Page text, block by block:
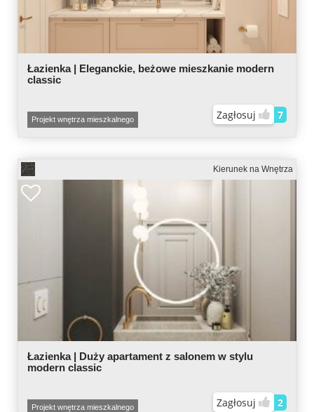
Łazienka | Eleganckie, beżowe mieszkanie modern
classic
Projekt wnętrza mieszkalnego Zagłosuj 7
Kierunek na Wnętrza
Łazienka | Duży apartament z salonem w stylu
modern classic
Projekt wnętrza mieszkalnego Zagłosuj 2